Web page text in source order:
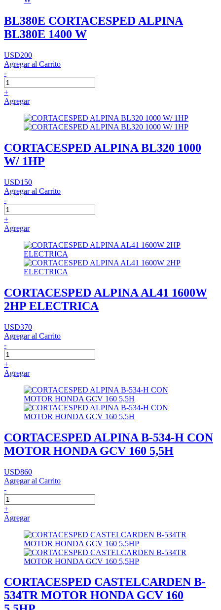
BL380E CORTACESPED ALPINA
BL380E 1400 W
USD200
Agregar al Carrito
-
+
Agregar
CORTACESPED ALPINA BL320 1000
W/ 1HP
USD150
Agregar al Carrito
-
+
Agregar
CORTACESPED ALPINA AL41 1600W
2HP ELECTRICA
USD370
Agregar al Carrito
-
+
Agregar
CORTACESPED ALPINA B-534-H CON
MOTOR HONDA GCV 160 5,5H
USD860
Agregar al Carrito
-
+
Agregar
CORTACESPED CASTELCARDEN B-
534TR MOTOR HONDA GCV 160